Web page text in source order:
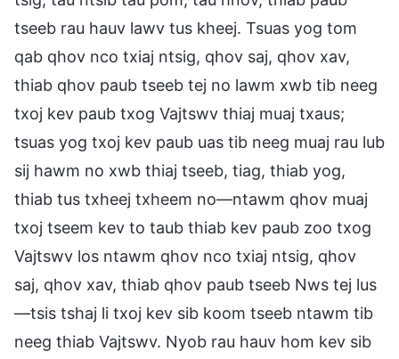
tseeb rau hauv lawv tus kheej. Tsuas yog tom
qab qhov nco txiaj ntsig, qhov saj, qhov xav,
thiab qhov paub tseeb tej no lawm xwb tib neeg
txoj kev paub txog Vajtswv thiaj muaj txaus;
tsuas yog txoj kev paub uas tib neeg muaj rau lub
sij hawm no xwb thiaj tseeb, tiag, thiab yog,
thiab tus txheej txheem no—ntawm qhov muaj
txoj tseem kev to taub thiab kev paub zoo txog
Vajtswv los ntawm qhov nco txiaj ntsig, qhov
saj, qhov xav, thiab qhov paub tseeb Nws tej lus
—tsis tshaj li txoj kev sib koom tseeb ntawm tib
neeg thiab Vajtswv. Nyob rau hauv hom kev sib